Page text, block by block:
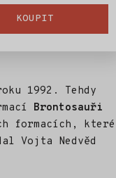
KOUPIT
1992. Tehdy
Brontosauři
formacích, které
Vojta Nedvěd